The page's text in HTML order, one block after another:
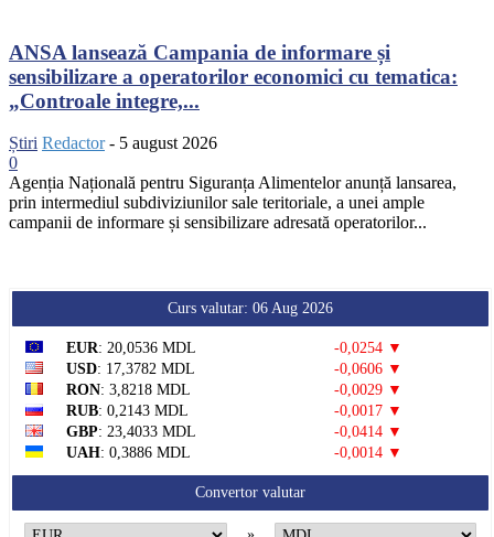
ANSA lansează Campania de informare și
sensibilizare a operatorilor economici cu tematica:
„Controale integre,...
Știri Redactor - 5 august 2026
0
Agenția Națională pentru Siguranța Alimentelor anunță lansarea,
prin intermediul subdiviziunilor sale teritoriale, a unei ample
campanii de informare și sensibilizare adresată operatorilor...
Curs valutar: 06 Aug 2026
EUR: 20,0536 MDL
-0,0254 ▼
USD: 17,3782 MDL
-0,0606 ▼
RON: 3,8218 MDL
-0,0029 ▼
RUB: 0,2143 MDL
-0,0017 ▼
GBP: 23,4033 MDL
-0,0414 ▼
UAH: 0,3886 MDL -0,0014 ▼
Convertor valutar